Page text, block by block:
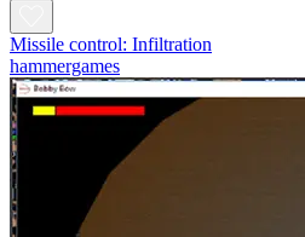
Missile control: Infiltration
hammergames